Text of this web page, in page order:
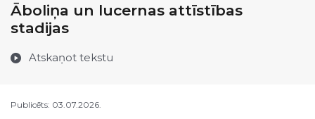
Āboliņa un lucernas attīstības
stadijas
Atskaņot tekstu
Publicēts: 03.07.2026.